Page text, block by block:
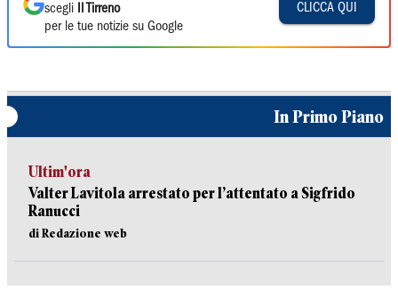
scegli
Il Tirreno
per le tue notizie su Google
CLICCA QUI
In Primo Piano
Ultim'ora
Valter Lavitola arrestato per l’attentato a Sigfrido
Ranucci
di Redazione web